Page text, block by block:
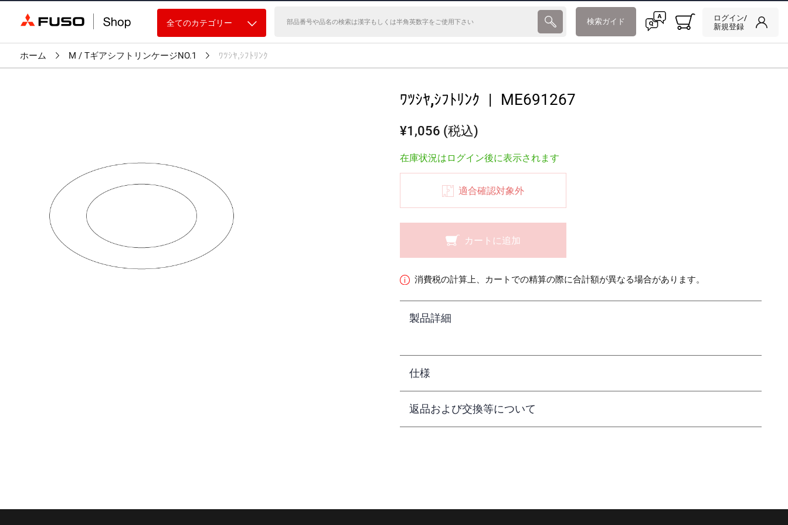
全てのカテゴリー 検索ガイド
ログイン/
新規登録
ホーム M / TギアシフトリンケージNO.1 ﾜﾂｼﾔ,ｼﾌﾄﾘﾝｸ
ﾜﾂｼﾔ,ｼﾌﾄﾘﾝｸ | ME691267
¥1,056 (税込)
在庫状況はログイン後に表示されます
適合確認対象外
カートに追加
消費税の計算上、カートでの精算の際に合計額が異なる場合があります。
製品詳細
仕様
返品および交換等について